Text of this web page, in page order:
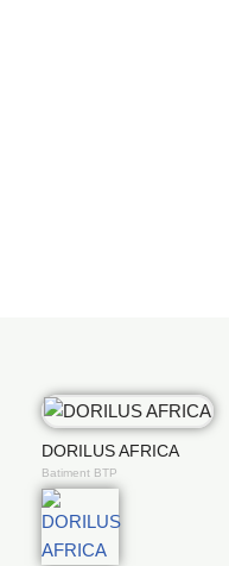
DORILUS AFRICA
Batiment BTP